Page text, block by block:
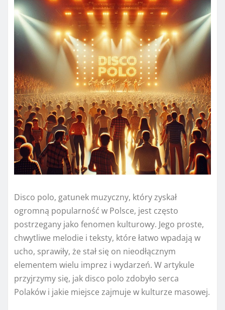
Disco polo, gatunek muzyczny, który zyskał
ogromną popularność w Polsce, jest często
postrzegany jako fenomen kulturowy. Jego proste,
chwytliwe melodie i teksty, które łatwo wpadają w
ucho, sprawiły, że stał się on nieodłącznym
elementem wielu imprez i wydarzeń. W artykule
przyjrzymy się, jak disco polo zdobyło serca
Polaków i jakie miejsce zajmuje w kulturze masowej.